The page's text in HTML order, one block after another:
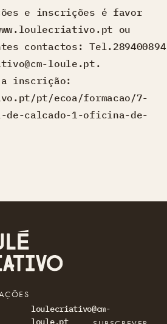
e inscrições é favor
ou
contactos: Tel.289400894
loule.pt.
inscrição:
pt/ecoa/formacao/7-
de-calcado-1-oficina-de-
loulecriativo@cm-
loule.pt